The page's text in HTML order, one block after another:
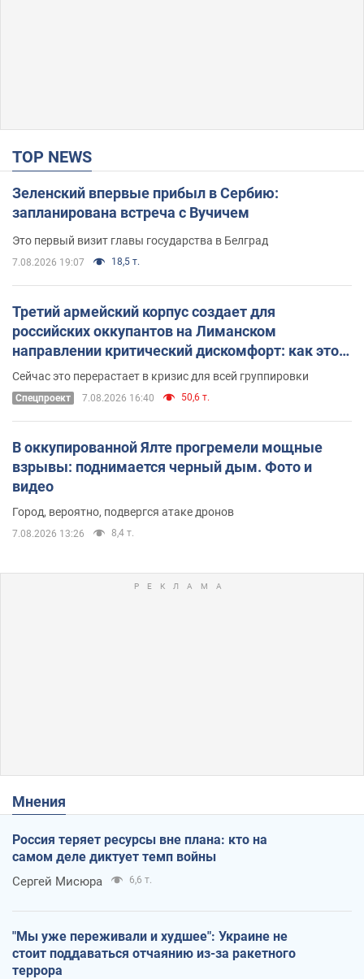
TOP NEWS
Зеленский впервые прибыл в Сербию:
запланирована встреча с Вучичем
Это первый визит главы государства в Белград
7.08.2026 19:07 18,5 т.
Третий армейский корпус создает для
российских оккупантов на Лиманском
направлении критический дискомфорт: как это
удалось
Сейчас это перерастает в кризис для всей группировки
Спецпроект 7.08.2026 16:40 50,6 т.
В оккупированной Ялте прогремели мощные
взрывы: поднимается черный дым. Фото и
видео
Город, вероятно, подвергся атаке дронов
7.08.2026 13:26 8,4 т.
Мнения
Россия теряет ресурсы вне плана: кто на
самом деле диктует темп войны
Сергей Мисюра 6,6 т.
"Мы уже переживали и худшее": Украине не
стоит поддаваться отчаянию из-за ракетного
террора